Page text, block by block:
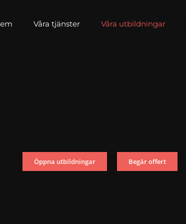
Våra tjänster Våra utbildningar
Öppna utbildningar Begär offert